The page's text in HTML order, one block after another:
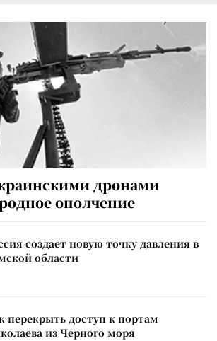
дронами
ополчение
создает новую точку давления в
области
перекрыть доступ к портам
из Черного моря